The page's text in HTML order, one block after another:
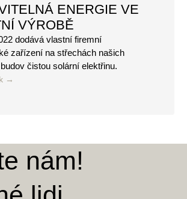
ENERGIE VE
VÝROBĚ
dodává vlastní firemní
zařízení na střechách našich
čistou solární elektřinu.
nám!